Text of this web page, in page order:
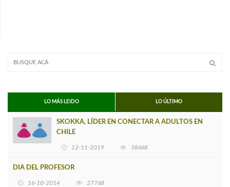
LO MÁS LEIDO LO ÚLTIMO
SKOKKA, LÍDER EN CONECTAR A ADULTOS EN
CHILE
12-11-2019 38668
DIA DEL PROFESOR
16-10-2014 27768